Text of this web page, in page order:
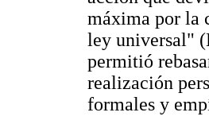
máxima por la
ley universal"
permitió
realización
formales y